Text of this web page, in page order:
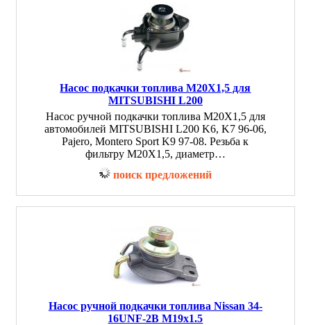
Насос подкачки топлива M20X1,5 для
MITSUBISHI L200
Насос ручной подкачки топлива M20X1,5 для
автомобилей MITSUBISHI L200 K6, K7 96-06,
Pajero, Montero Sport K9 97-08. Резьба к
фильтру M20X1,5, диаметр…
поиск предложений
Насос ручной подкачки топлива Nissan 34-
16UNF-2B M19x1.5